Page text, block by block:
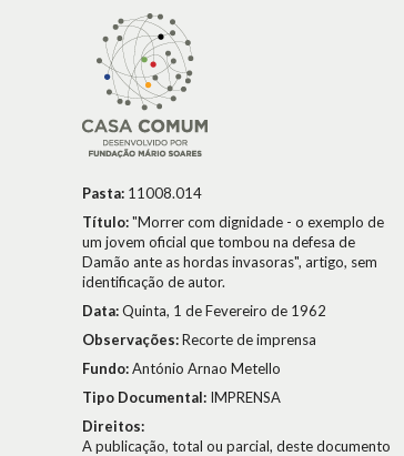
Pasta: 11008.014
Título:"Morrer com dignidade - o exemplo de
um jovem oficial que tombou na defesa de
Damão ante as hordas invasoras", artigo, sem
identificação de autor.
Data:Quinta, 1 de Fevereiro de 1962
Observações:Recorte de imprensa
Fundo:António Arnao Metello
Tipo Documental: IMPRENSA
Direitos:
A publicação, total ou parcial, deste documento